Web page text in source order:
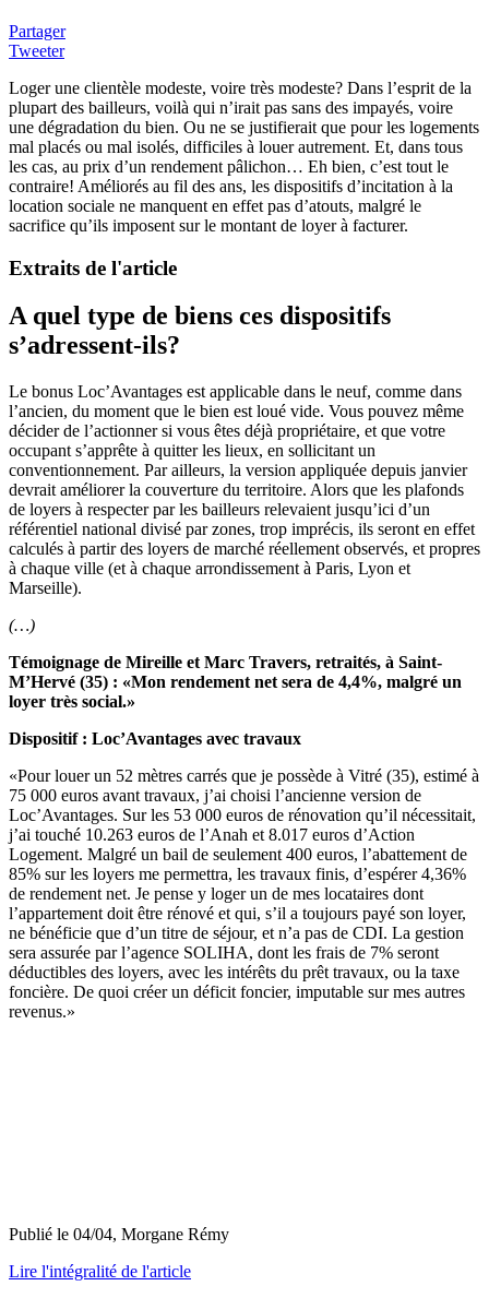
Partager
Tweeter
Loger une clientèle modeste, voire très modeste? Dans l’esprit de la
plupart des bailleurs, voilà qui n’irait pas sans des impayés, voire
une dégradation du bien. Ou ne se justifierait que pour les logements
mal placés ou mal isolés, difficiles à louer autrement. Et, dans tous
les cas, au prix d’un rendement pâlichon… Eh bien, c’est tout le
contraire! Améliorés au fil des ans, les dispositifs d’incitation à la
location sociale ne manquent en effet pas d’atouts, malgré le
sacrifice qu’ils imposent sur le montant de loyer à facturer.
Extraits de l'article
A quel type de biens ces dispositifs
s’adressent-ils?
Le bonus Loc’Avantages est applicable dans le neuf, comme dans
l’ancien, du moment que le bien est loué vide. Vous pouvez même
décider de l’actionner si vous êtes déjà propriétaire, et que votre
occupant s’apprête à quitter les lieux, en sollicitant un
conventionnement. Par ailleurs, la version appliquée depuis janvier
devrait améliorer la couverture du territoire. Alors que les plafonds
de loyers à respecter par les bailleurs relevaient jusqu’ici d’un
référentiel national divisé par zones, trop imprécis, ils seront en effet
calculés à partir des loyers de marché réellement observés, et propres
à chaque ville (et à chaque arrondissement à Paris, Lyon et
Marseille).
(…)
Témoignage de Mireille et Marc Travers, retraités, à Saint-
M’Hervé (35) : «Mon rendement net sera de 4,4%, malgré un
loyer très social.»
Dispositif : Loc’Avantages avec travaux
«Pour louer un 52 mètres carrés que je possède à Vitré (35), estimé à
75 000 euros avant travaux, j’ai choisi l’ancienne version de
Loc’Avantages. Sur les 53 000 euros de rénovation qu’il nécessitait,
j’ai touché 10.263 euros de l’Anah et 8.017 euros d’Action
Logement. Malgré un bail de seulement 400 euros, l’abattement de
85% sur les loyers me permettra, les travaux finis, d’espérer 4,36%
de rendement net. Je pense y loger un de mes locataires dont
l’appartement doit être rénové et qui, s’il a toujours payé son loyer,
ne bénéficie que d’un titre de séjour, et n’a pas de CDI. La gestion
sera assurée par l’agence SOLIHA, dont les frais de 7% seront
déductibles des loyers, avec les intérêts du prêt travaux, ou la taxe
foncière. De quoi créer un déficit foncier, imputable sur mes autres
revenus.»
Publié le 04/04, Morgane Rémy
Lire l'intégralité de l'article